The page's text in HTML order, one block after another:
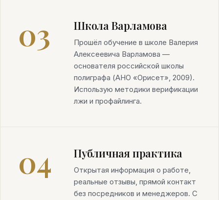
03 Школа Варламова
Прошёл обучение в школе Валерия
Алексеевича Варламова —
основателя российской школы
полиграфа (АНО «Орисет», 2009).
Использую методики верификации
лжи и профайлинга.
04 Публичная практика
Открытая информация о работе,
реальные отзывы, прямой контакт
без посредников и менеджеров. С